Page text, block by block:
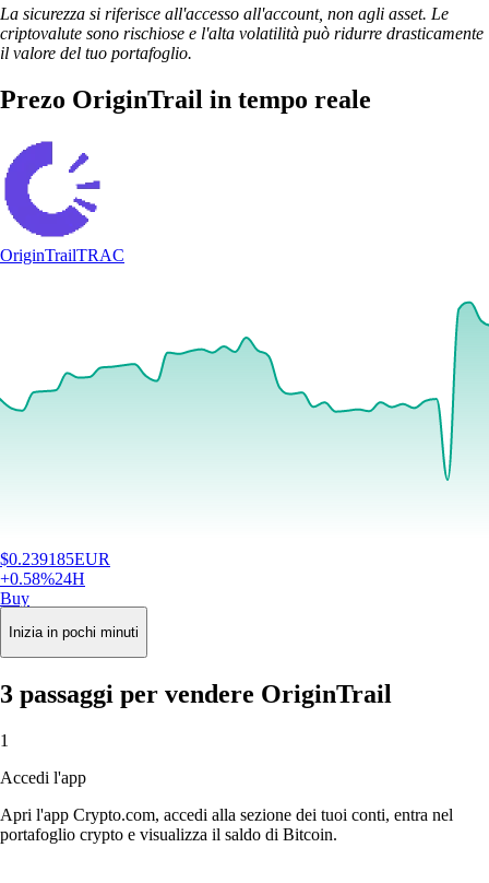
La sicurezza si riferisce all'accesso all'account, non agli asset. Le
criptovalute sono rischiose e l'alta volatilità può ridurre drasticamente
il valore del tuo portafoglio.
Prezo OriginTrail in tempo reale
OriginTrailTRAC
$0.239185EUR
+0.58%24H
Buy
Inizia in pochi minuti
3 passaggi per vendere OriginTrail
1
Accedi l'app
Apri l'app Crypto.com, accedi alla sezione dei tuoi conti, entra nel
portafoglio crypto e visualizza il saldo di Bitcoin.